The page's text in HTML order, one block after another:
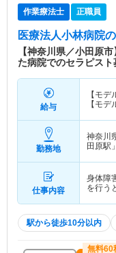
作業療法士 正職員
医療法人小林病院
【神奈川県／小田原
た病院でのセラピスト
給与
【モデ
【モデ
勤務地
神奈川
田原駅
仕事内容
身体障
を行う
駅から徒歩10分以内